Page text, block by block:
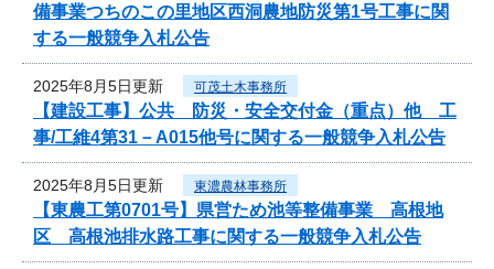
備事業つちのこの里地区西洞農地防災第1号工事に関
する一般競争入札公告
2025年8月5日更新 可茂土木事務所
【建設工事】公共 防災・安全交付金（重点）他 工
事/工維4第31－A015他号に関する一般競争入札公告
2025年8月5日更新 東濃農林事務所
【東農工第0701号】県営ため池等整備事業 高根地
区 高根池排水路工事に関する一般競争入札公告